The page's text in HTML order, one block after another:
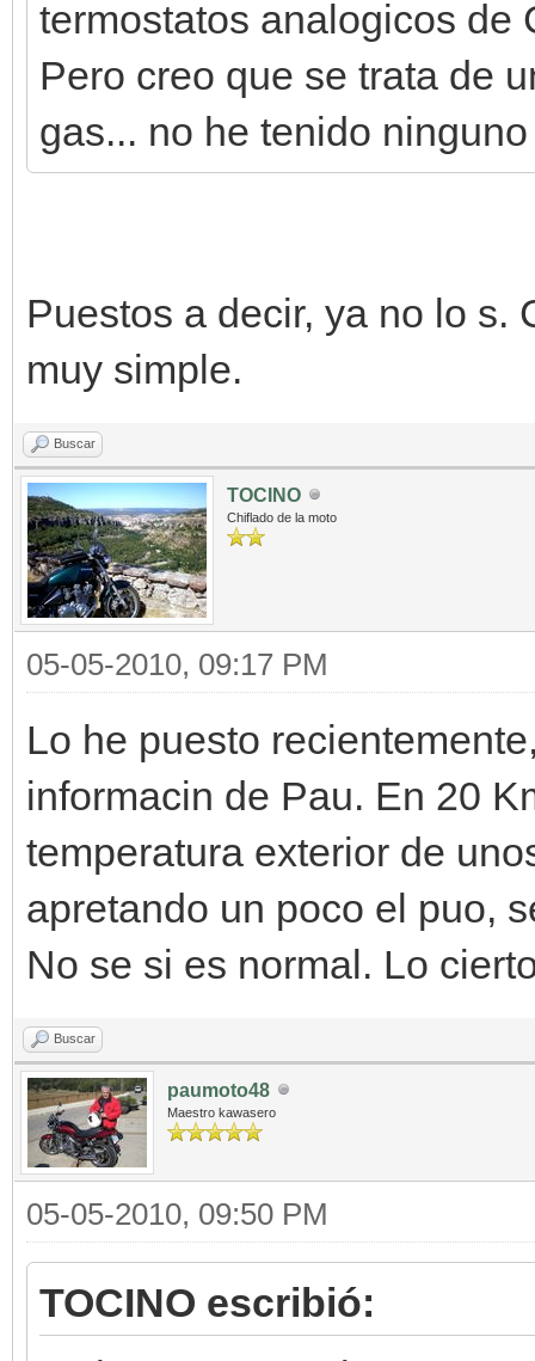
termostatos analogicos de
Pero creo que se trata de
gas... no he tenido
Puestos a decir, ya no lo s.
muy simple.
Buscar
TOCINO
Chiflado de la moto
05-05-2010, 09:17 PM
Lo he puesto
informacin de Pau. En 20
temperatura exterior de
apretando un poco el puo,
No se si es normal. Lo
Buscar
paumoto48
Maestro kawasero
05-05-2010, 09:50 PM
TOCINO escribió: